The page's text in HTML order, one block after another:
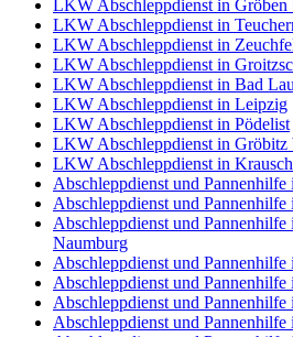
LKW Abschleppdienst in Gröben
LKW Abschleppdienst in
LKW Abschleppdienst in
LKW Abschleppdienst in
LKW Abschleppdienst in Bad
LKW Abschleppdienst in Leipzig
LKW Abschleppdienst in Pödelist
LKW Abschleppdienst in Gröbitz
LKW Abschleppdienst in
Abschleppdienst und
Abschleppdienst und Pannenhilfe
Abschleppdienst und Pannenhilfe
Naumburg
Abschleppdienst und Pannenhilfe
Abschleppdienst und
Abschleppdienst und Pannenhilfe
Abschleppdienst und Pannenhilfe